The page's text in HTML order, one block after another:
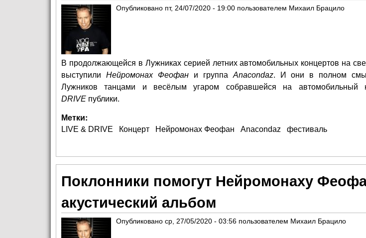
Опубликовано пт, 24/07/2020 - 19:00 пользователем Михаил Брацило
В продолжающейся в Лужниках серией летних автомобильных концертов на
выступили Нейромонах Феофани группа Anacondaz. И они в полном
Лужников танцами и весёлым угаром собравшейся на автомобильный
DRIVE публики.
Метки:
LIVE & DRIVE Концерт Нейромонах Феофан Anacondaz
фестиваль
Поклонники помогут Нейромонаху
акустический альбом
Опубликовано ср, 27/05/2020 - 03:56 пользователем Михаил Брацило